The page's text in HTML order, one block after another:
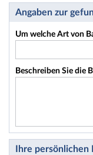
Angaben zur
Um welche Art von
Beschreiben Sie die
Ihre persönlichen